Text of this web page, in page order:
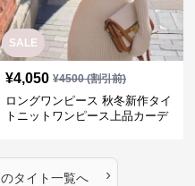
SALE
¥4,050 ¥4500(割引前)
ロングワンピース 秋冬新作タイ
トニットワンピース上品カーデ
のタイト一覧へ ›